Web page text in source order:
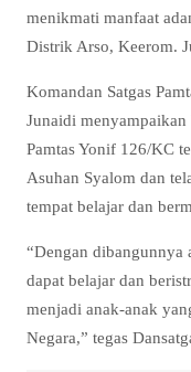
menikmati manfaat
Distrik Arso, Keerom.
Komandan Satgas
Junaidi
Pamtas Yonif 126/KC
Asuhan Syalom dan
tempat belajar dan
“Dengan dibangunnya
dapat belajar dan
menjadi anak-anak
Negara,” tegas